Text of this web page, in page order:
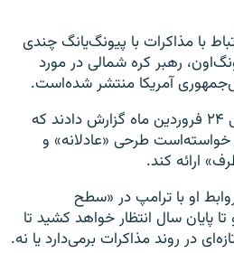
با مذاکرات با پیونگ‌یانگ چندی
رهبر کره شمالی در مورد
آمریکا منتشر شده‌است.
رسانه‌های رسمی کره شمالی ۲۴ فروردین ماه گزارش دادند که
خواسته‌است طرحی «عادلانه» و
ارائه کند.
او با ترامپ در «سطح
تا پایان سال انتظار خواهد کشید تا
در روند مذاکرات برمی‌دارد یا نه.